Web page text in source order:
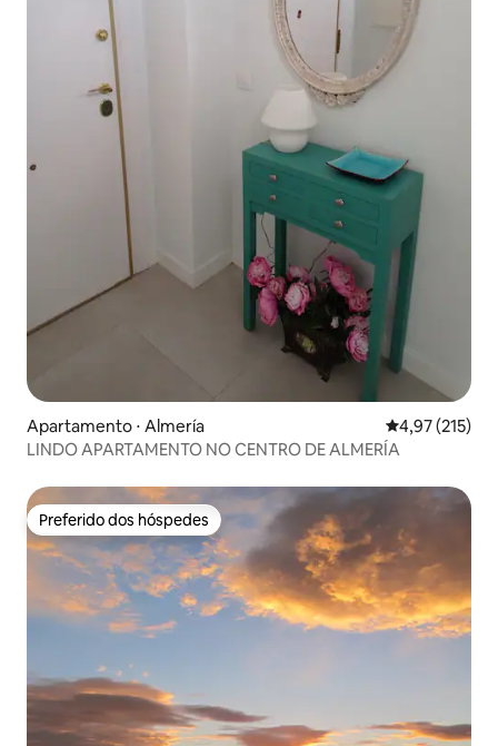
Apartamento ⋅ Almería 4,97 de uma
4,97 (215)
LINDO APARTAMENTO NO CENTRO DE ALMERÍA
Preferido dos hóspedes
Preferido dos hóspedes